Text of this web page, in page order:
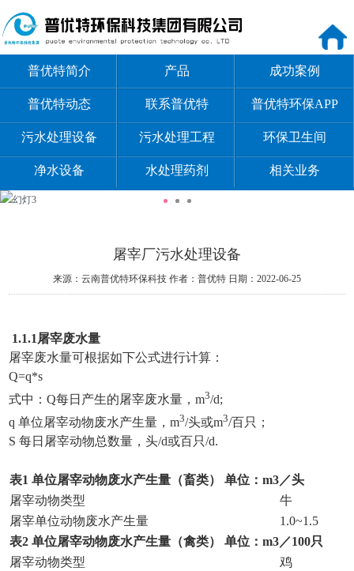
普优特简介 产品 成功案例
普优特动态 联系普优特 普优特环保APP
污水处理设备 污水处理工程 环保卫生间
净水设备 水处理药剂 相关业务
屠宰厂污水处理设备
来源：云南普优特环保科技 作者：普优特 日期：2022-06-25
1.1.1屠宰废水量
屠宰废水量可根据如下公式进行计算：
Q=q*s
式中：Q每日产生的屠宰废水量，m3/d;
q 单位屠宰动物废水产生量，m3/头或m3/百只；
S 每日屠宰动物总数量，头/d或百只/d.
表1 单位屠宰动物废水产生量（畜类） 单位：m3／头
屠宰动物类型
牛
屠宰单位动物废水产生量
1.0~1.5
表2 单位屠宰动物废水产生量（禽类） 单位：m3／100只
屠宰动物类型
鸡